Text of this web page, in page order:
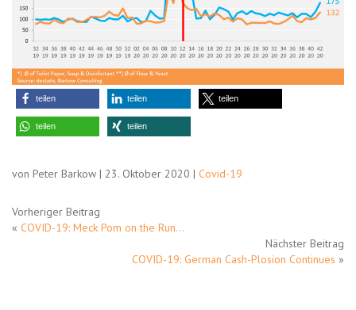
teilen teilen teilen
teilen teilen
von Peter Barkow | 23. Oktober 2020 | Covid-19
Vorheriger Beitrag
« COVID-19: Meck Pom on the Run…
Nächster Beitrag
COVID-19: German Cash-Plosion Continues »